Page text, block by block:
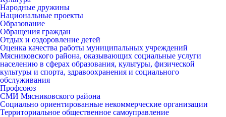
Народные дружины
Национальные проекты
Образование
Обращения граждан
Отдых и оздоровление детей
Оценка качества работы муниципальных учреждений
Мясниковского района, оказывающих социальные услуги
населению в сферах образования, культуры, физической
культуры и спорта, здравоохранения и социального
обслуживания
Профсоюз
СМИ Мясниковского района
Социально ориентированные некоммерческие организации
Территориальное общественное самоуправление